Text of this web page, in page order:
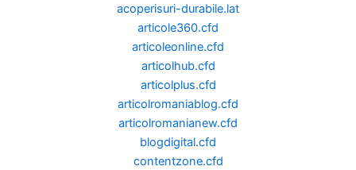
acoperisuri-durabile.lat
articole360.cfd
articoleonline.cfd
articolhub.cfd
articolplus.cfd
articolromaniablog.cfd
articolromanianew.cfd
blogdigital.cfd
contentzone.cfd